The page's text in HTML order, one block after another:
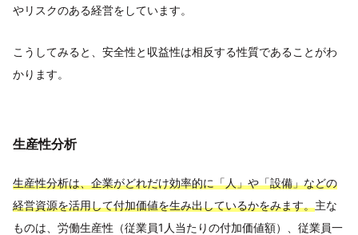
やリスクのある経営をしています。
こうしてみると、安全性と収益性は相反する性質であることがわ
かります。
生産性分析
生産性分析は、企業がどれだけ効率的に「人」や「設備」などの
経営資源を活用して付加価値を生み出しているかをみます。主な
ものは、労働生産性（従業員1人当たりの付加価値額）、従業員一